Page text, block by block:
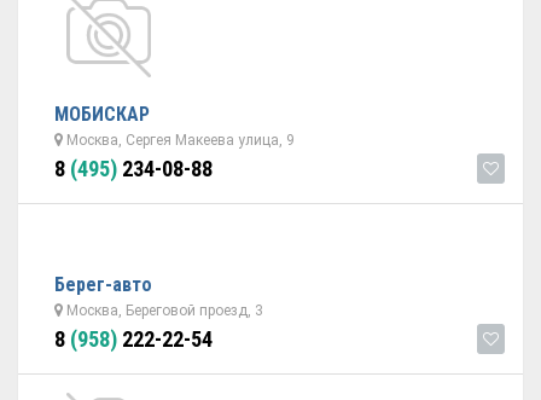
МОБИСКАР
Москва, Сергея Макеева улица, 9
8 (495) 234-08-88
Берег-авто
Москва, Береговой проезд, 3
8 (958) 222-22-54